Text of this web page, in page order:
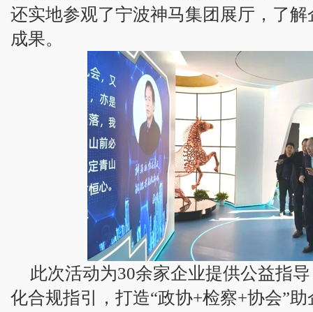
还实地参观了宁波神马集团展厅，了
成果。
此次活动为30余家企业提供公益指
化合规指引，打造“政协+检察+协会”